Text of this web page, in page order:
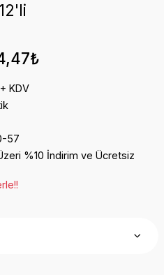
KDV
57
%10 İndirim ve Ücretsiz